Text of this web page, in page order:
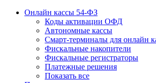
Онлайн кассы 54-ФЗ
Коды активации ОФД
Автономные кассы
Смарт-терминалы для онлайн
Фискальные накопители
Фискальные регистраторы
Платежные решения
Показать все